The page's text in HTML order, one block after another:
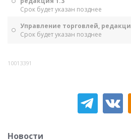
Срок будет указан позднее
Управление торговлей,
Срок будет указан позднее
10013391
Новости